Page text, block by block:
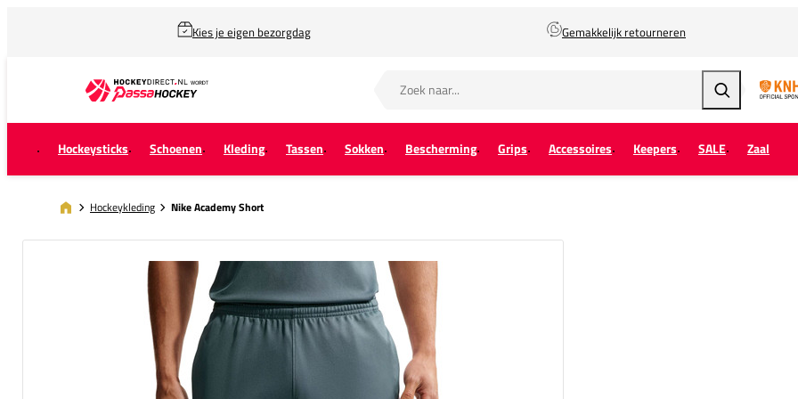
Kies je eigen bezorgdag Gemakkelijk retourneren
Zoeken
Hockeysticks Schoenen Kleding Tassen Sokken Bescherming Grips Accessoires Keepers SALE Zaal
Hockeykleding Nike Academy Short